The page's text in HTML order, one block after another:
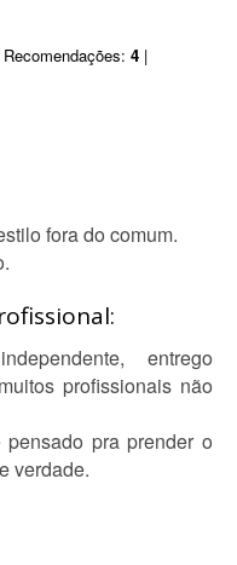
Recomendações: 4 |
fora do comum.
entrego
profissionais não
pra prender o
verdade.